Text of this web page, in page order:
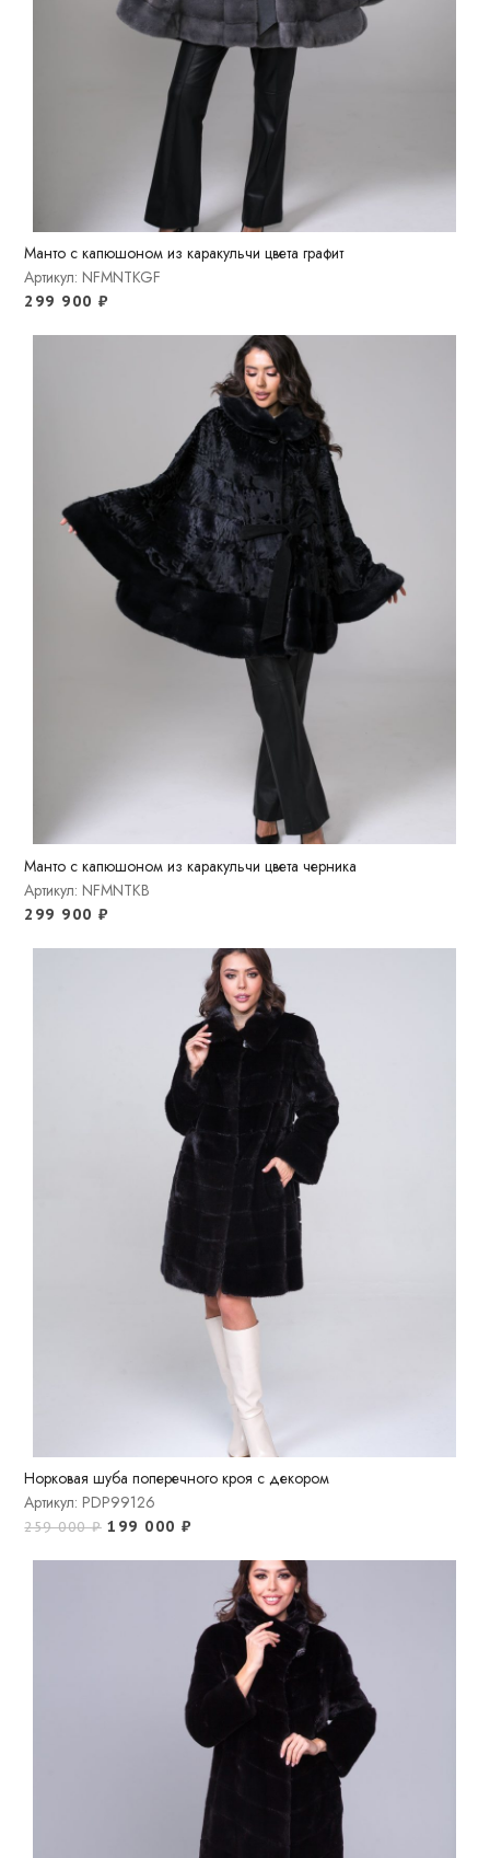
Манто с капюшоном из каракульчи цвета графит
Артикул: NFMNTKGF
299 900₽
Манто с капюшоном из каракульчи цвета черника
Артикул: NFMNTKB
299 900₽
Норковая шуба поперечного кроя с декором
Артикул: PDP99126
259 000₽ 199 000₽